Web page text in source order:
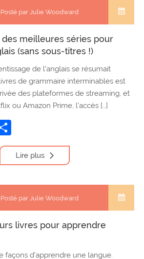
Posté par Julie Woodward
meilleures séries pour
(sans sous-titres !)
de l’anglais se résumait
de grammaire interminables est
des plateformes de streaming, et
ou Amazon Prime, l’accès […]
Lire plus
Posté par Julie Woodward
livres pour apprendre
façons d’apprendre une langue.